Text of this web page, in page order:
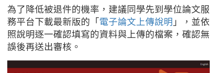
為了降低被退件的機率，建議同學先到學位論文服
務平台下載最新版的「電子論文上傳說明 」，並依
照說明逐一確認填寫的資料與上傳的檔案，確認無
誤後再送出審核。